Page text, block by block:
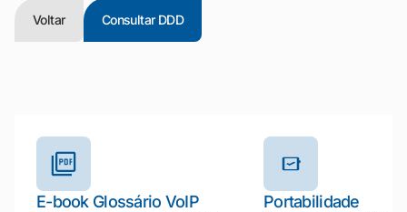
Voltar Consultar DDD
E-book Glossário VoIP Portabilidade